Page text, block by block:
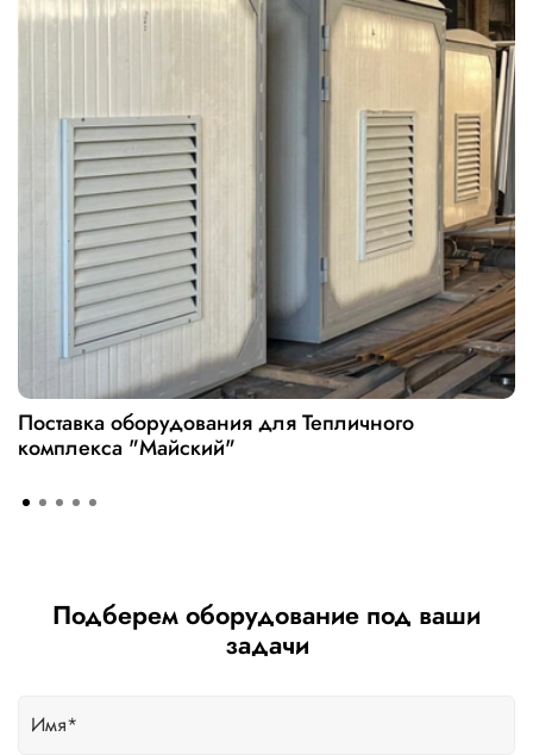
Поставка оборудования для Тепличного
комплекса "Майский"
Подберем оборудование под ваши
задачи